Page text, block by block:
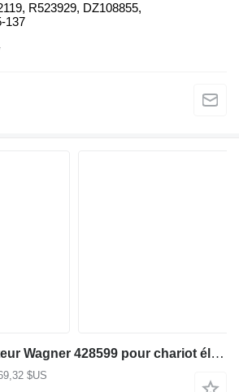
R523929, DZ108855,
137
Pédale d'accélérateur Wagner 428599 pour chariot élévateur diesel
$US